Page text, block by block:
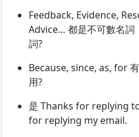
Feedback, Evidence,
Advice… 都是不可數名詞
詞?
Because, since, as, for
用?
是 Thanks for replying
for replying my email.